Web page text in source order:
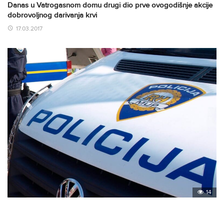
Danas u Vatrogasnom domu drugi dio prve ovogodišnje akcije
dobrovoljnog darivanja krvi
17.03.2017
14